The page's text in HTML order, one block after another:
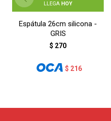
LLEGA HOY
Espátula 26cm silicona -
GRIS
$ 270
$ 216